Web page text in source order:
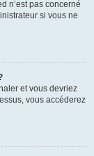
n’est pas concerné
si vous ne
et vous devriez
vous accéderez